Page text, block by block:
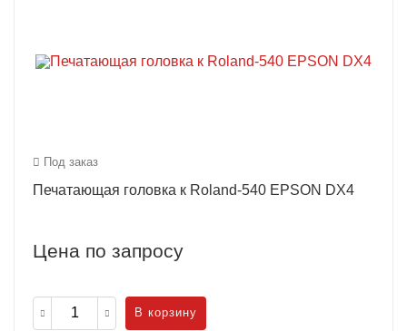
Под заказ
Печатающая головка к Roland-540 EPSON DX4
Цена по запросу
В корзину